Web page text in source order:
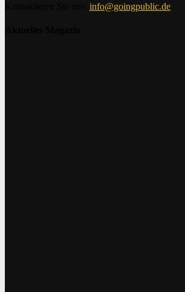
info@goingpublic.de